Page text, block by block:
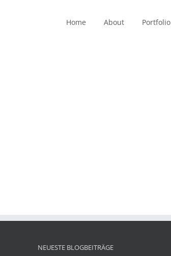
Home About Portfolio
NEUESTE BLOGBEITRÄGE